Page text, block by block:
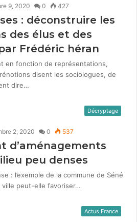
9, 2020 0 427
: déconstruire les
des élus et des
Frédéric héran
en fonc­tion de représen­ta­tions,
dis­ent les soci­o­logues, de
dire…
Décryptage
2, 2020 0 537
d’aménagements
peu denses
: l’exemple de la commune de Séné
peut-elle favoris­er…
Actus France